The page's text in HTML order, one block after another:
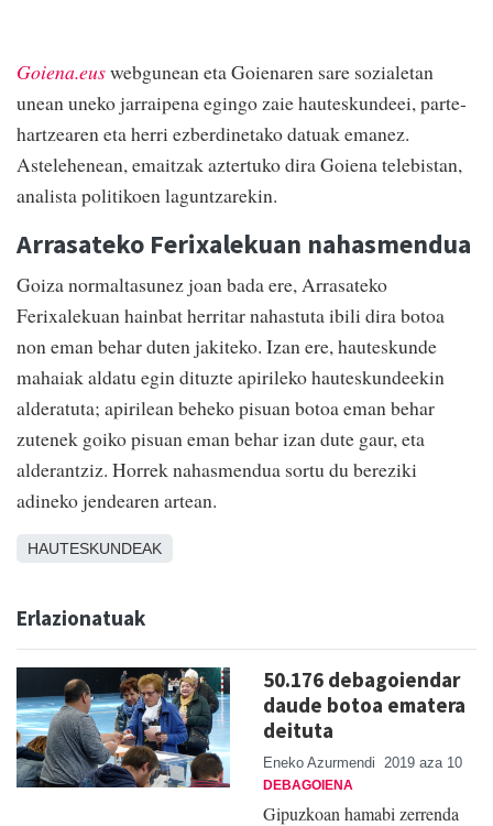
Goiena.euswebgunean eta Goienaren sare sozialetan
unean uneko jarraipena egingo zaie hauteskundeei, parte-
hartzearen eta herri ezberdinetako datuak emanez.
Astelehenean, emaitzak aztertuko dira Goiena telebistan,
analista politikoen laguntzarekin.
Arrasateko Ferixalekuan nahasmendua
Goiza normaltasunez joan bada ere, Arrasateko
Ferixalekuan hainbat herritar nahastuta ibili dira botoa
non eman behar duten jakiteko. Izan ere, hauteskunde
mahaiak aldatu egin dituzte apirileko hauteskundeekin
alderatuta; apirilean beheko pisuan botoa eman behar
zutenek goiko pisuan eman behar izan dute gaur, eta
alderantziz. Horrek nahasmendua sortu du bereziki
adineko jendearen artean.
HAUTESKUNDEAK
Erlazionatuak
50.176 debagoiendar
daude botoa ematera
deituta
Eneko Azurmendi 2019 aza 10
DEBAGOIENA
Gipuzkoan hamabi zerrenda